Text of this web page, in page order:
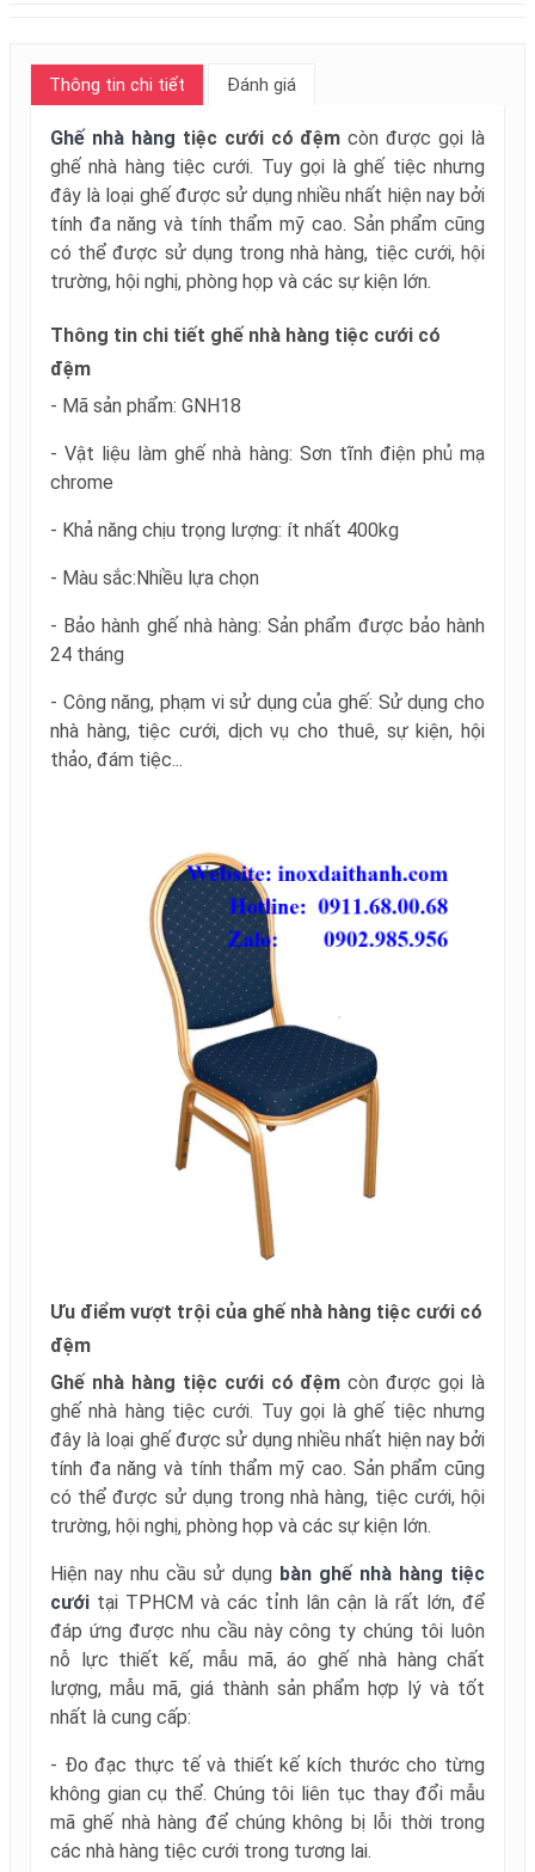
Thông tin chi tiết Đánh giá
Ghế nhà hàng tiệc cưới có đệmcòn được gọi là
ghế nhà hàng tiệc cưới. Tuy gọi là ghế tiệc nhưng
đây là loại ghế được sử dụng nhiều nhất hiện nay bởi
tính đa năng và tính thẩm mỹ cao. Sản phẩm cũng
có thể được sử dụng trong nhà hàng, tiệc cưới, hội
trường, hội nghị, phòng họp và các sự kiện lớn.
Thông tin chi tiết ghế nhà hàng tiệc cưới có
đệm
- Mã sản phẩm: GNH18
- Vật liệu làm ghế nhà hàng: Sơn tĩnh điện phủ mạ
chrome
- Khả năng chịu trọng lượng: ít nhất 400kg
- Màu sắc:Nhiều lựa chọn
- Bảo hành ghế nhà hàng: Sản phẩm được bảo hành
24 tháng
- Công năng, phạm vi sử dụng của ghế: Sử dụng cho
nhà hàng, tiệc cưới, dịch vụ cho thuê, sự kiện, hội
thảo, đám tiệc...
Ưu điểm vượt trội của ghế nhà hàng tiệc cưới có
đệm
Ghế nhà hàng tiệc cưới có đệmcòn được gọi là
ghế nhà hàng tiệc cưới. Tuy gọi là ghế tiệc nhưng
đây là loại ghế được sử dụng nhiều nhất hiện nay bởi
tính đa năng và tính thẩm mỹ cao. Sản phẩm cũng
có thể được sử dụng trong nhà hàng, tiệc cưới, hội
trường, hội nghị, phòng họp và các sự kiện lớn.
Hiện nay nhu cầu sử dụng bàn ghế nhà hàng tiệc
cưới tại TPHCM và các tỉnh lân cận là rất lớn, để
đáp ứng được nhu cầu này công ty chúng tôi luôn
nỗ lực thiết kế, mẫu mã, áo ghế nhà hàng chất
lượng, mẫu mã, giá thành sản phẩm hợp lý và tốt
nhất là cung cấp:
- Đo đạc thực tế và thiết kế kích thước cho từng
không gian cụ thể. Chúng tôi liên tục thay đổi mẫu
mã ghế nhà hàng để chúng không bị lỗi thời trong
các nhà hàng tiệc cưới trong tương lai.